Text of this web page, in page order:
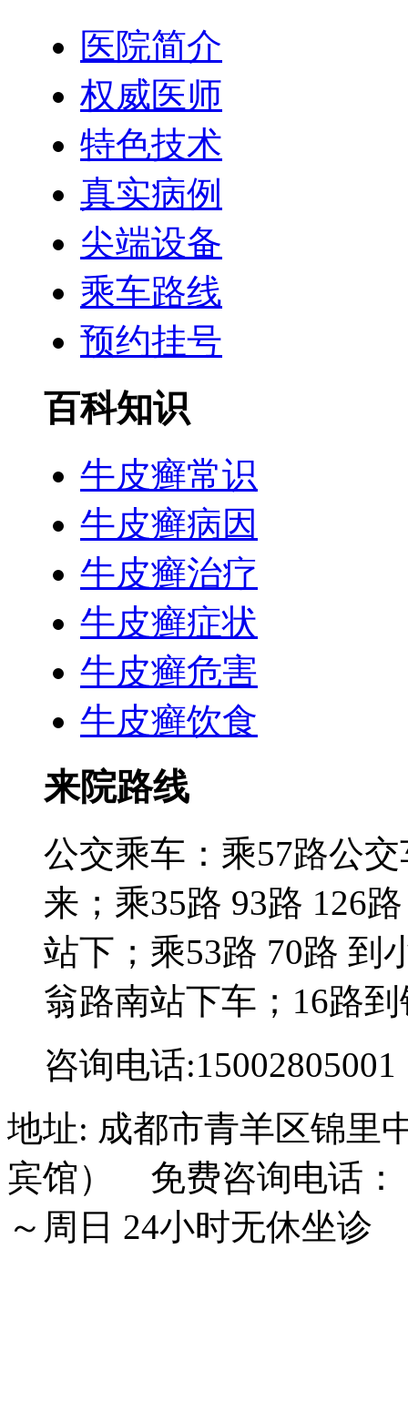
医院简介
权威医师
特色技术
真实病例
尖端设备
乘车路线
预约挂号
百科知识
牛皮癣常识
牛皮癣病因
牛皮癣治疗
牛皮癣症状
牛皮癣危害
牛皮癣饮食
来院路线
公交乘车：乘57路公
来；乘35路 93路 126
站下；乘53路 70路 到
翁路南站下车；16路
咨询电话:15002805001
地址: 成都市青羊区锦里
宾馆） 免费咨询电话：
～周日 24小时无休坐诊